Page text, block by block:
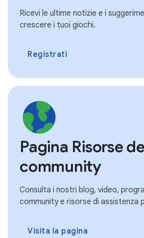
Ricevi le ultime notizie e i
crescere i tuoi giochi.
Registrati
Pagina Risorse
community
Consulta i nostri blog, video,
community e risorse di assistenza
Visita la pagina